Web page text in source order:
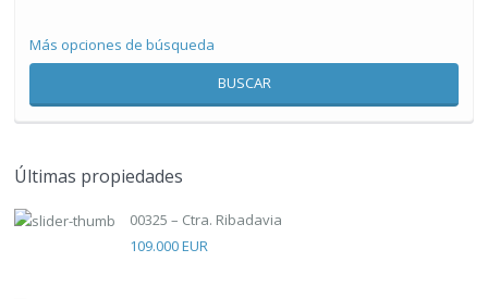
Más opciones de búsqueda
BUSCAR
Últimas propiedades
00325 – Ctra. Ribadavia
109.000 EUR